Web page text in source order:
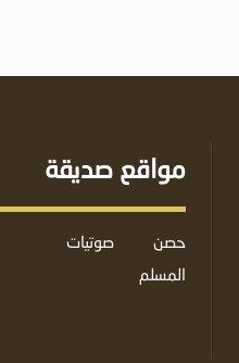
مواقع صديقة
حصن
المسلم
صوتيات